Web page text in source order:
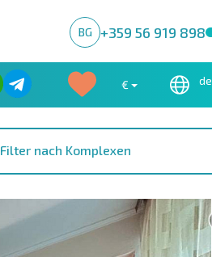
BG +359 56 919 898
€ de
Filter nach Komplexen